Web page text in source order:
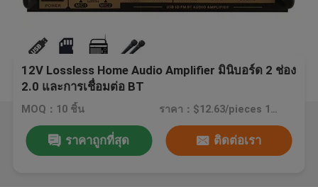
12V Lossless Home Audio Amplifier มินิบอร์ด 2 ช่อง
2.0 และการเชื่อมต่อ BT
MOQ：10 ชิ้น ราคา：$12.63/pieces 10-99 pieces
ราคาถูกที่สุด ติดต่อเรา